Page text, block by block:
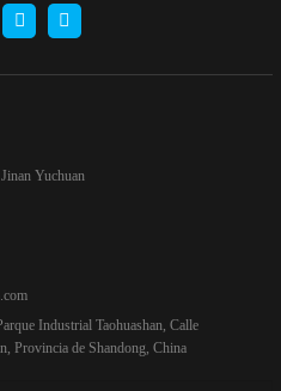
Yuchuan
Industrial Taohuashan, Calle
Provincia de Shandong, China